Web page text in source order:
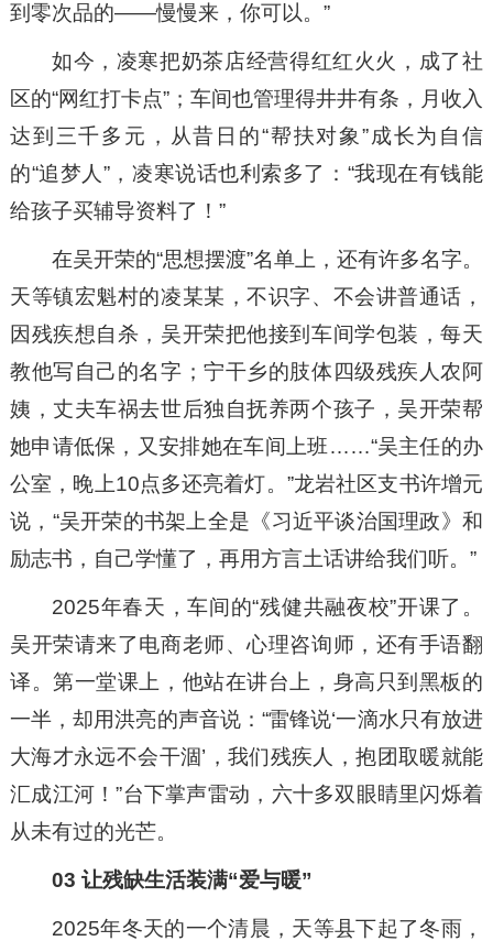
到零次品的——慢慢来，你可以。”
如今，凌寒把奶茶店经营得红红火火，成了社
区的“网红打卡点”；车间也管理得井井有条，月收入
达到三千多元，从昔日的“帮扶对象”成长为自信
的“追梦人”，凌寒说话也利索多了：“我现在有钱能
给孩子买辅导资料了！”
在吴开荣的“思想摆渡”名单上，还有许多名字。
天等镇宏魁村的凌某某，不识字、不会讲普通话，
因残疾想自杀，吴开荣把他接到车间学包装，每天
教他写自己的名字；宁干乡的肢体四级残疾人农阿
姨，丈夫车祸去世后独自抚养两个孩子，吴开荣帮
她申请低保，又安排她在车间上班……“吴主任的办
公室，晚上10点多还亮着灯。”龙岩社区支书许增元
说，“吴开荣的书架上全是《习近平谈治国理政》和
励志书，自己学懂了，再用方言土话讲给我们听。”
2025年春天，车间的“残健共融夜校”开课了。
吴开荣请来了电商老师、心理咨询师，还有手语翻
译。第一堂课上，他站在讲台上，身高只到黑板的
一半，却用洪亮的声音说：“雷锋说‘一滴水只有放进
大海才永远不会干涸’，我们残疾人，抱团取暖就能
汇成江河！”台下掌声雷动，六十多双眼睛里闪烁着
从未有过的光芒。
03 让残缺生活装满“爱与暖”
2025年冬天的一个清晨，天等县下起了冬雨，